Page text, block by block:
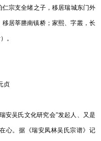
宗支全绪之子，移居瑞城东门外
居莘塍南镇桥；家熙、字叢，长
。
贞
安吴氏文化研究会”发起人、又是
心。据《瑞安凤林吴氏宗谱》记